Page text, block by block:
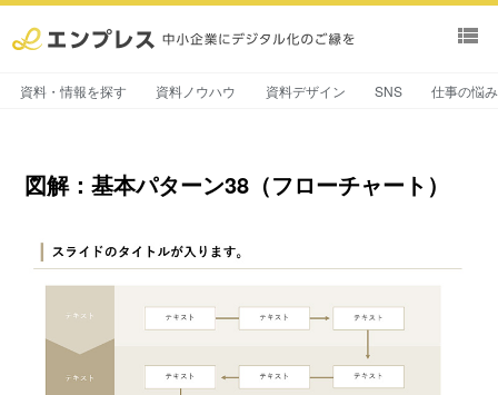
view_list
資料・情報を探す 資料ノウハウ 資料デザイン SNS 仕事の悩
図解：基本パターン38（フローチャート）